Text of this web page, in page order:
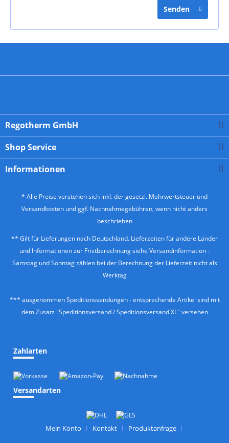
Senden
Regotherm GmbH
Shop Service
Informationen
* Alle Preise verstehen sich inkl. der gesetzl. Mehrwertsteuer und
Versandkosten und ggf. Nachnahmegebühren, wenn nicht anders
beschrieben
** Gilt für Lieferungen nach Deutschland. Lieferzeiten für andere Länder
und Informationen zur Fristberechnung siehe Versandinformation-
Samstag und Sonntag zählen bei der Berechnung der Lieferzeit nicht als
Werktag
*** ausgenommen Speditionssendungen - entsprechende Artikel sind mit
dem Zusatz "Speditionsversand / Speditionsversand XL" versehen
Zahlarten
Versandarten
Mein Konto Kontakt
Produktanfrage